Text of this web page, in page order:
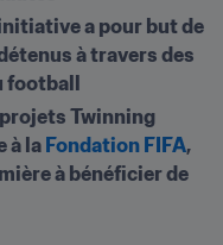
a pour but de
à travers des
Twinning
à la Fondation FIFA,
à bénéficier de